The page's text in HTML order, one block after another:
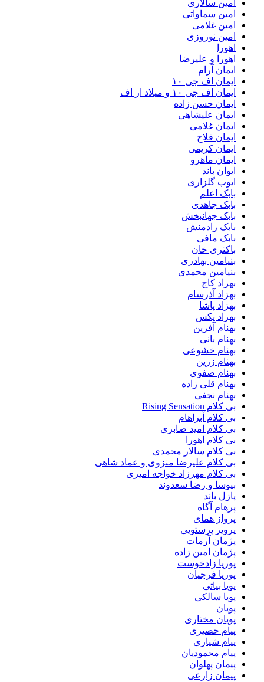
امین سالاری
امین سماواتی
امین غلامی
امین نوروزی
اهورا
اهورا و علیرضا
ایمان آرام
ایمان اف جی ۱۰
ایمان اف جی ۱۰ و میلاد ار اف
ایمان حسن زاده
ایمان علیشاهی
ایمان غلامی
ایمان فلاح
ایمان کریمی
ایمان ماهرو
ایوان باند
ایوب گلزاری
بابک اعلم
بابک جاهدی
بابک جهانبخش
بابک رادمنش
بابک مافی
باکتری خان
بنیامین بهادری
بنیامین محمدی
بهراد کاج
بهزاد آذرسام
بهزاد پاشا
بهزاد پکس
بهنام آفرین
بهنام بانی
بهنام خشوعی
بهنام زرین
بهنام صفوی
بهنام قلی زاده
بهنام نجفی
بی کلام Rising Sensation
بی کلام آبراهام
بی کلام امید صابری
بی کلام اهورا
بی کلام سالار محمدی
بی کلام علیرضا منزوی و عماد شاهی
بی کلام مهرزاد خواجه امیری
بیوسا و رضا سعدوند
پازل باند
پرهام آگاه
پرواز همای
پرویز پرستویی
پژمان آرمات
پژمان امین زاده
پوریا زادخوست
پوریا فرجیان
پویا بیاتی
پویا سالکی
پویان
پویان مختاری
پیام حصیری
پیام شیاری
پیام محمودیان
پیمان پهلوان
پیمان زارعی